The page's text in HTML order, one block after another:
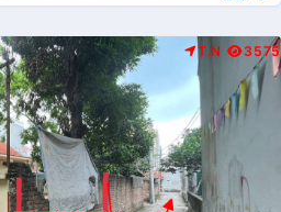
T.N 3575